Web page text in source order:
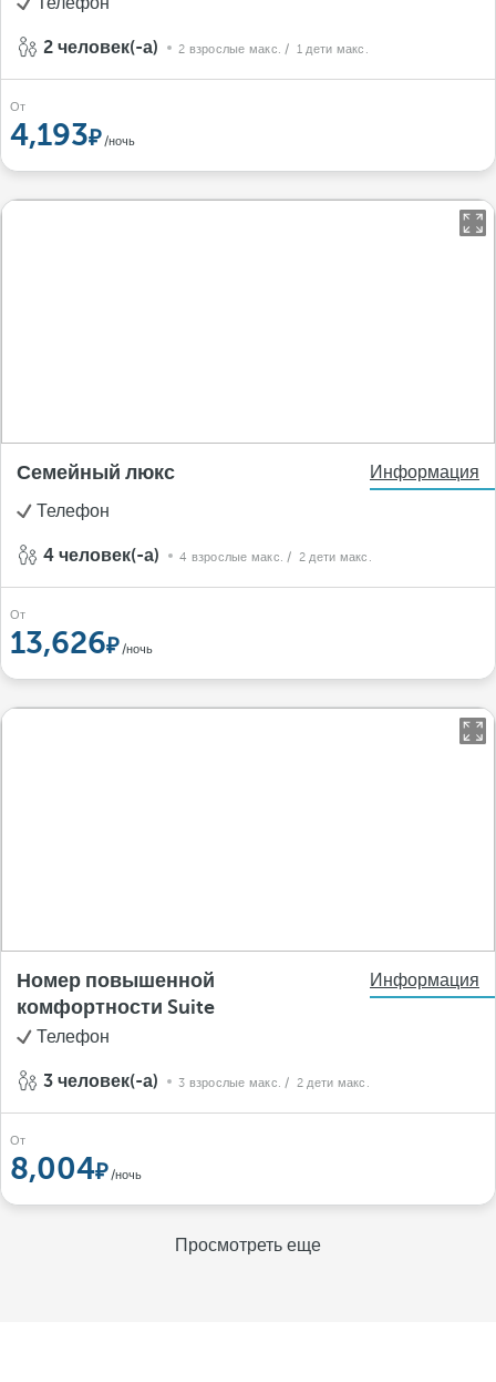
2 человек(-а) 2 взрослые макс. / 1 дети макс.
От
4,193 /ночь
Семейный люкс
Информация
Телефон
4 человек(-а) 4 взрослые макс. / 2 дети макс.
От
13,626 /ночь
Номер повышенной
комфортности Suite
Информация
Телефон
3 человек(-а) 3 взрослые макс. / 2 дети макс.
От
8,004 /ночь
Просмотреть еще